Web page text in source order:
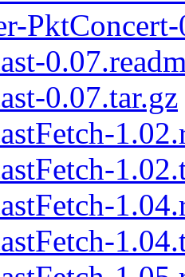
0.07.tar.gz